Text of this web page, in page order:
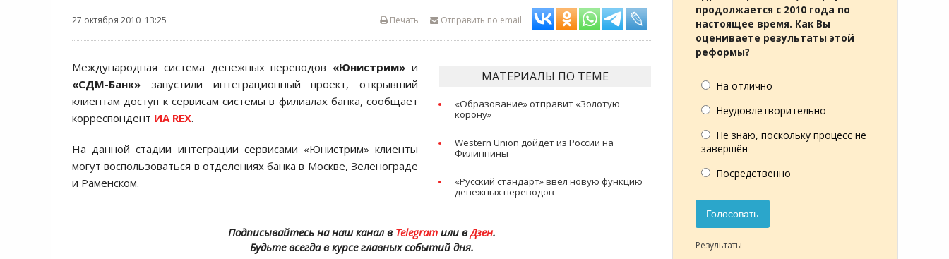
27 октября 2010 13:25 Отправить по email
Печать
МАТЕРИАЛЫ ПО ТЕМЕ
«Образование» отправит «Золотую
корону»
Western Union дойдет из России на
Филиппины
«Русский стандарт» ввел новую функцию
денежных переводов
Международная система денежных переводов «Юнистрим» и
«СДМ-Банк» запустили интеграционный проект, открывший
клиентам доступ к сервисам системы в филиалах банка, сообщает
корреспондент ИА REX.
На данной стадии интеграции сервисами «Юнистрим» клиенты
могут воспользоваться в отделениях банка в Москве, Зеленограде
и Раменском.
Подписывайтесь на наш канал в Telegramили вДзен.
Будьте всегда в курсе главных событий дня.
продолжается с 2010 года по
настоящее время. Как Вы
оцениваете результаты этой
реформы?
На отлично
Неудовлетворительно
Не знаю, поскольку процесс не
завершён
Посредственно
Голосовать
Результаты